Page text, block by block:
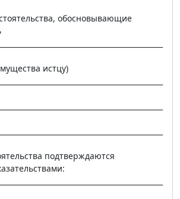
обосновывающие
истцу)
подтверждаются